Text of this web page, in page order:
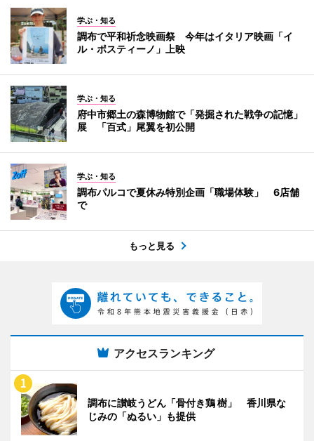
学ぶ・知る
調布で平和祈念映画祭 今年はイタリア映画「イ
ル・ポスティーノ」上映
学ぶ・知る
府中市郷土の森博物館で「発掘された戦争の記憶」
展 「百式」尾翼を初公開
学ぶ・知る
調布パルコで夏休み特別企画「職場体験」 6店舗
で
もっと見る
アクセスランキング
調布に讃岐うどん「骨付き鶏 樹」 香川県な
じみの「ぬるい」も提供